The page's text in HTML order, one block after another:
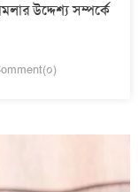
উদ্দেশ্য সম্পর্কে